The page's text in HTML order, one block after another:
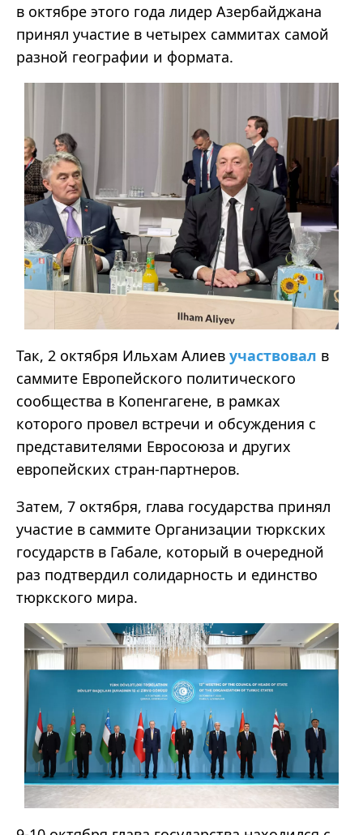
в октябре этого года лидер Азербайджана
принял участие в четырех саммитах самой
разной географии и формата.
Так, 2 октября Ильхам Алиев участвовал в
саммите Европейского политического
сообщества в Копенгагене, в рамках
которого провел встречи и обсуждения с
представителями Евросоюза и других
европейских стран-партнеров.
Затем, 7 октября, глава государства принял
участие в саммите Организации тюркских
государств в Габале, который в очередной
раз подтвердил солидарность и единство
тюркского мира.